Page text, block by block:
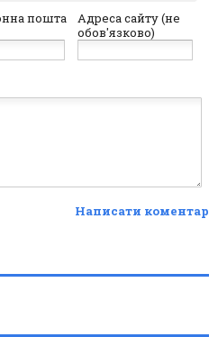
пошта
Адреса сайту (не
обов'язково)
Написати коментар